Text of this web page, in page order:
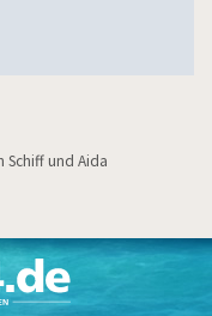
Schiff und Aida